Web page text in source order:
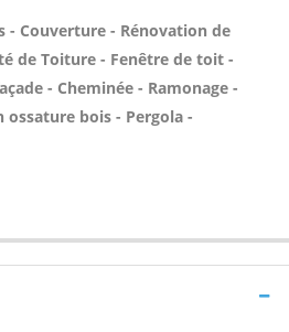
Couverture - Rénovation de
de Toiture - Fenêtre de toit -
- Cheminée - Ramonage -
ossature bois - Pergola -